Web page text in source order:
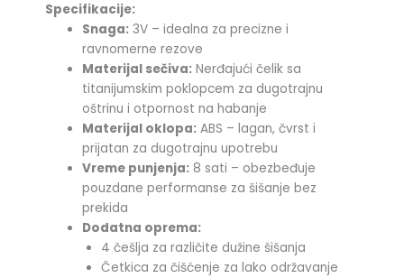
Specifikacije:
Snaga: 3V – idealna za precizne i
ravnomerne rezove
Materijal sečiva: Nerđajući čelik sa
titanijumskim poklopcem za dugotrajnu
oštrinu i otpornost na habanje
Materijal oklopa: ABS – lagan, čvrst i
prijatan za dugotrajnu upotrebu
Vreme punjenja: 8 sati – obezbeđuje
pouzdane performanse za šišanje bez
prekida
Dodatna oprema:
4 češlja za različite dužine šišanja
Četkica za čišćenje za lako održavanje